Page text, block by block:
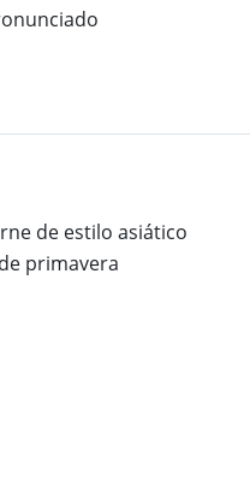
de estilo asiático
primavera